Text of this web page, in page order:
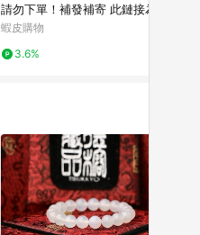
請勿下單！補發補寄 此鏈接為補
發補寄鏈接請勿下單！補發補寄
單！
蝦皮購物
3.6%